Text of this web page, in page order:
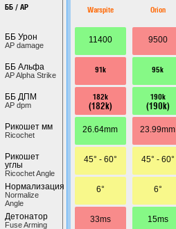
ББ / AP
ББ Урон
AP damage
ББ Альфа
AP Alpha Strike
ББ ДПМ
AP dpm
Рикошет мм
Ricochet
Рикошет
углы
Ricochet Angle
Нормализация
Normalize
Angle
Детонатор
Fuse Arming
Warspite
11400
91k
182k
(182k)
26.64mm
45° - 60°
6°
33ms
Orion
9500
95k
190k
(190k)
23.99mm
45° - 60°
6°
15ms